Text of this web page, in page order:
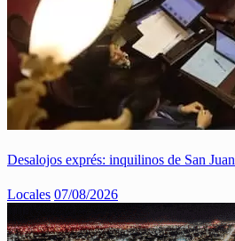
Desalojos exprés: inquilinos de San Juan
Locales 07/08/2026